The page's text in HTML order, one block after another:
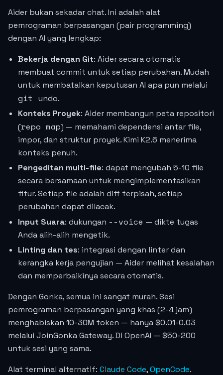
Aider bukan sekadar chat. Ini adalah alat
pemrograman berpasangan (pair programming)
dengan AI yang lengkap:
Bekerja dengan Git: Aider secara otomatis
membuat commit untuk setiap perubahan. Mudah
untuk membatalkan keputusan AI apa pun melalui
git undo.
Konteks Proyek: Aider membangun peta repositori
(repo map) — memahami dependensi antar file,
impor, dan struktur proyek. Kimi K2.6 menerima
konteks penuh.
Pengeditan multi-file: dapat mengubah 5-10 file
secara bersamaan untuk mengimplementasikan
fitur. Setiap file adalah diff terpisah, setiap
perubahan dapat dilacak.
Input Suara: dukungan --voice — dikte tugas
Anda alih-alih mengetik.
Linting dan tes: integrasi dengan linter dan
kerangka kerja pengujian — Aider melihat kesalahan
dan memperbaikinya secara otomatis.
Dengan Gonka, semua ini sangat murah. Sesi
pemrograman berpasangan yang khas (2-4 jam)
menghabiskan 10-30M token — hanya $0.01-0.03
melalui JoinGonka Gateway. Di OpenAI — $50-200
untuk sesi yang sama.
Alat terminal alternatif: Claude Code,OpenCode.